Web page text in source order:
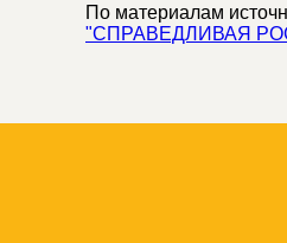
По материалам
"СПРАВЕДЛИВАЯ